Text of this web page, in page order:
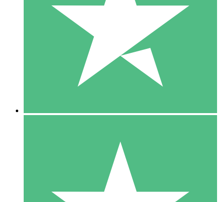
Paga a consumo con crediti di download. Nessun impegno
1 Download
10
US$1500
10 Download
20